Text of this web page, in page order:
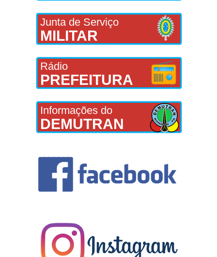
Junta de Serviço
MILITAR
Rádio
PREFEITURA
Informações do
DEMUTRAN